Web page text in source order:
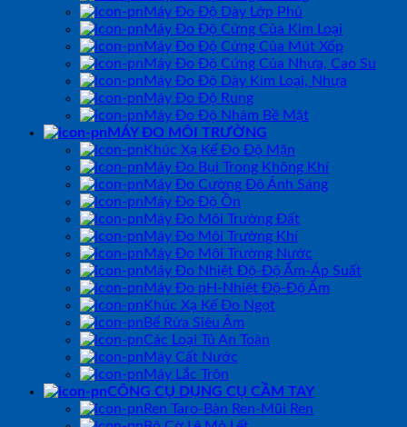
Máy Đo Độ Dày Lớp Phủ
Máy Đo Độ Cứng Của Kim Loại
Máy Đo Độ Cứng Của Mút Xốp
Máy Đo Độ Cứng Của Nhựa, Cao Su
Máy Đo Độ Dày Kim Loại, Nhựa
Máy Đo Độ Rung
Máy Đo Độ Nhám Bề Mặt
MÁY ĐO MÔI TRƯỜNG
Khúc Xạ Kế Đo Độ Mặn
Máy Đo Bụi Trong Không Khí
Máy Đo Cường Độ Ánh Sáng
Máy Đo Độ Ồn
Máy Đo Môi Trường Đất
Máy Đo Môi Trường Khí
Máy Đo Môi Trường Nước
Máy Đo Nhiệt Độ-Độ Ẩm-Áp Suất
Máy Đo pH-Nhiệt Độ-Độ Ẩm
Khúc Xạ Kế Đo Ngọt
Bể Rửa Siêu Âm
Các Loại Tủ An Toàn
Máy Cất Nước
Máy Lắc Trộn
CÔNG CỤ DỤNG CỤ CẦM TAY
Ren Taro-Bàn Ren-Mũi Ren